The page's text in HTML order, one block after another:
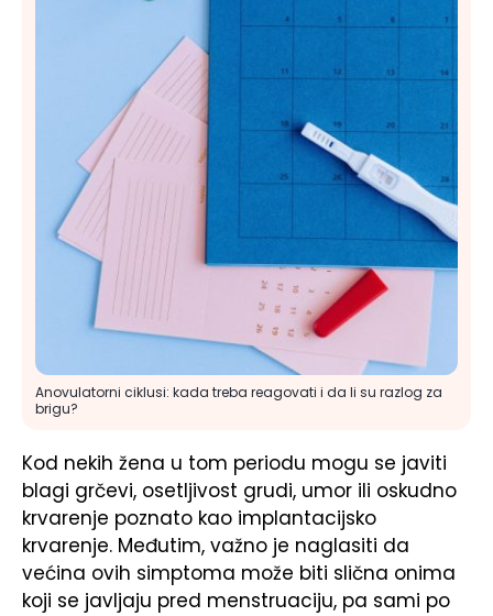
Anovulatorni ciklusi: kada treba reagovati i da li su razlog za
brigu?
Kod nekih žena u tom periodu mogu se javiti
blagi grčevi, osetljivost grudi, umor ili oskudno
krvarenje poznato kao implantacijsko
krvarenje. Međutim, važno je naglasiti da
većina ovih simptoma može biti slična onima
koji se javljaju pred menstruaciju, pa sami po